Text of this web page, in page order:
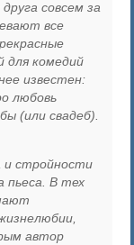
совсем за
все
для комедий
известен:
любовь
(или свадеб).
стройности
пьеса. В тех
автор